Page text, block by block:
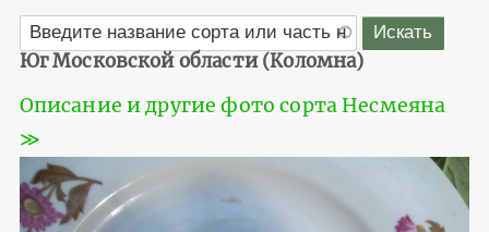
Юг Московской области (Коломна)
Описание и другие фото сорта Несмеяна
≫